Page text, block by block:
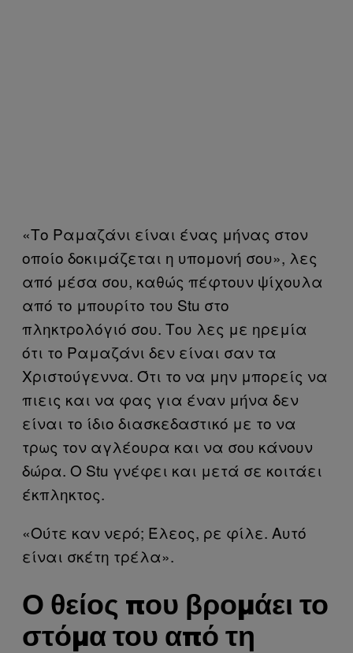
«Το Ραμαζάνι είναι ένας μήνας στον
οποίο δοκιμάζεται η υπομονή σου», λες
από μέσα σου, καθώς πέφτουν ψίχουλα
από το μπουρίτο του Stu στο
πληκτρολόγιό σου. Του λες με ηρεμία
ότι το Ραμαζάνι δεν είναι σαν τα
Χριστούγεννα. Ότι το να μην μπορείς να
πιεις και να φας για έναν μήνα δεν
είναι το ίδιο διασκεδαστικό με το να
τρως τον αγλέουρα και να σου κάνουν
δώρα. Ο Stu γνέφει και μετά σε κοιτάει
έκπληκτος.
«Ούτε καν νερό; Έλεος, ρε φίλε. Αυτό
είναι σκέτη τρέλα».
Ο θείος που βρομάει το
στόμα του από τη